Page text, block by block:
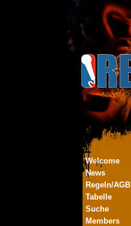
Welcome
News
Regeln/AGB
Tabelle
Suche
Members